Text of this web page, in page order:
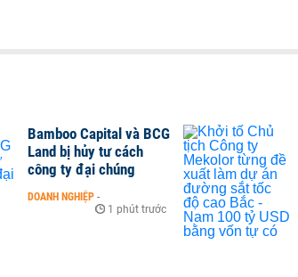
Bamboo Capital và BCG
Land bị hủy tư cách
công ty đại chúng
DOANH NGHIỆP -
1 phút trước